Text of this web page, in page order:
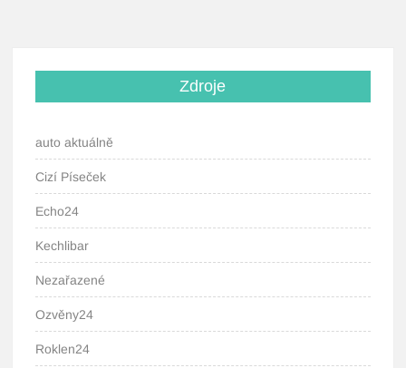
Zdroje
auto aktuálně
Cizí Píseček
Echo24
Kechlibar
Nezařazené
Ozvěny24
Roklen24